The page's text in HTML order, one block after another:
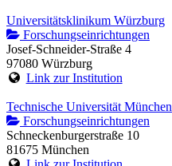
Universitätsklinikum Würzburg
Forschungseinrichtungen
Josef-Schneider-Straße 4
97080 Würzburg
Link zur Institution
Technische Universität München
Forschungseinrichtungen
Schneckenburgerstraße 10
81675 München